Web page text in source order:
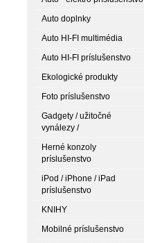
Auto doplnky
Auto HI-FI multimédia
Auto HI-FI príslušenstvo
Ekologické produkty
Foto príslušenstvo
Gadgety / užitočné
vynálezy /
Herné konzoly
príslušenstvo
iPod / iPhone / iPad
príslušenstvo
KNIHY
Mobilné príslušenstvo